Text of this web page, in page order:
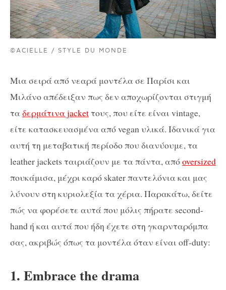
©ACIELLE / STYLE DU MONDE
Μια σειρά από νεαρά μοντέλα σε Παρίσι και
Μιλάνο απέδειξαν πως δεν αποχωρίζονται στιγμή
ταδερμάτινα jacketτους, που είτε είναι vintage,
είτε κατασκευασμένα από vegan υλικά. Ιδανικά για
αυτή τη μεταβατική περίοδο που διανύουμε, τα
leather jackets ταιριάζουν με τα πάντα, απόoversized
πουκάμισα, μέχρι καρό skater παντελόνια και μας
λύνουν στη κυριολεξία τα χέρια. Παρακάτω, δείτε
πώς να φορέσετε αυτά που μόλις πήρατε second-
hand ή και αυτά που ήδη έχετε στη γκαρνταρόμπα
σας, ακριβώς όπως τα μοντέλα όταν είναι off-duty:
1. Embrace the drama